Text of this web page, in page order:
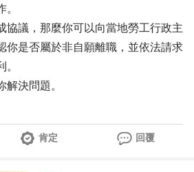
協議，那麼你可以向當地勞工行政主
你是否屬於非自願離職，並依法請求
解決問題。
肯定 回覆